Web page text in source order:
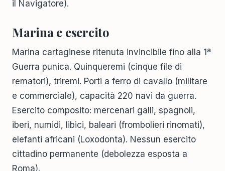
il Navigatore).
Marina e esercito
Marina cartaginese ritenuta invincibile fino alla 1ª
Guerra punica. Quinqueremi (cinque file di
rematori), triremi. Porti a ferro di cavallo (militare
e commerciale), capacità 220 navi da guerra.
Esercito composito: mercenari galli, spagnoli,
iberi, numidi, libici, baleari (frombolieri rinomati),
elefanti africani (Loxodonta). Nessun esercito
cittadino permanente (debolezza esposta a
Roma).